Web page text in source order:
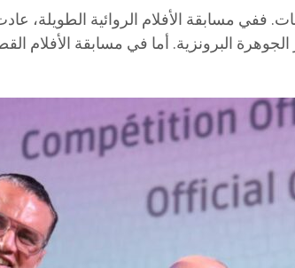
ففي مسابقة الأفلام الروائية الطويلة،
البرونزية. أما في مسابقة